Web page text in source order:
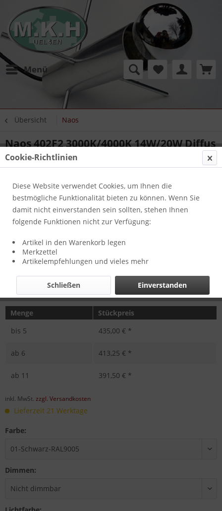
Menü
Übersicht Naos
Naos 402F2 3000K/4000K 14W/20W Diffus
180° H1000
Menge
Stückpreis
bis 5 435,00 € *
ab 6 413,25 € *
ab 11 391,50 € *
inkl. MwSt. zzgl. Versandkosten
Lieferzeit 21 Werktage
Farbe:
Dimmen:
Cookie-Richtlinien
Diese Website verwendet Cookies, um Ihnen die
bestmögliche Funktionalität bieten zu können. Wenn Sie
damit nicht einverstanden sein sollten, stehen Ihnen
folgende Funktionen nicht zur Verfügung:
Artikel in den Warenkorb legen
Merkzettel
Artikelempfehlungen und vieles mehr
Einverstanden
Schließen